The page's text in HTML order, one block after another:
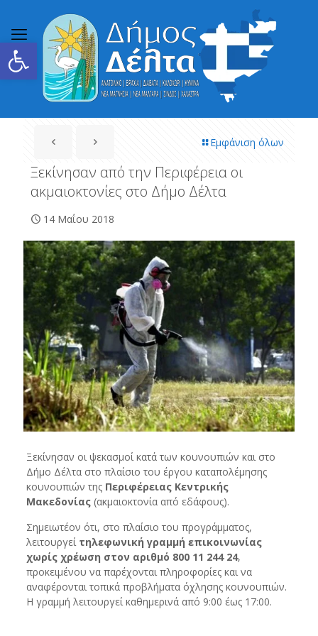
Ανοίξτε τη γραμμή εργαλείων
Εμφάνιση όλων
Ξεκίνησαν από την Περιφέρεια οι
ακμαιοκτονίες στο Δήμο Δέλτα
14 Μαΐου 2018
Ξεκίνησαν οι ψεκασμοί κατά των κουνουπιών και στο
Δήμο Δέλτα στο πλαίσιο του έργου καταπολέμησης
κουνουπιών της Περιφέρειας Κεντρικής
Μακεδονίας(ακμαιοκτονία από εδάφους).
Σημειωτέον ότι, στο πλαίσιο του προγράμματος,
λειτουργεί τηλεφωνική γραμμή επικοινωνίας
χωρίς χρέωση στον αριθμό 800 11 244 24,
προκειμένου να παρέχονται πληροφορίες και να
αναφέρονται τοπικά προβλήματα όχλησης κουνουπιών.
Η γραμμή λειτουργεί καθημερινά από 9:00 έως 17:00.